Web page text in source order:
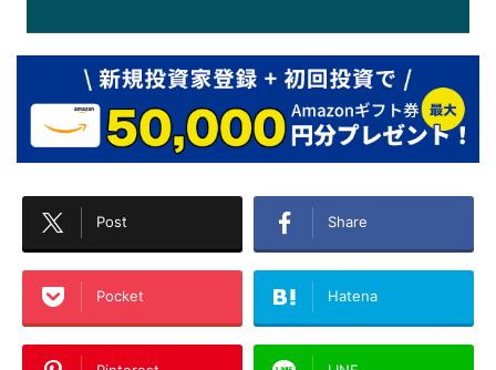
Post Share
Pocket Hatena